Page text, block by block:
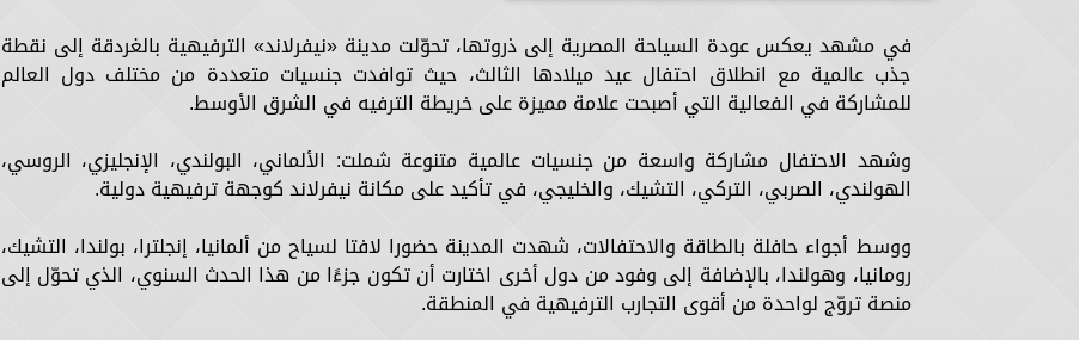
في مشهد يعكس عودة السياحة المصرية إلى ذروتها، تحوّلت مدينة «نيفرلاند» الترفيهية بالغردقة إلى نقطة
جذب عالمية مع انطلاق احتفال عيد ميلادها الثالث، حيث توافدت جنسيات متعددة من مختلف دول العالم
للمشاركة في الفعالية التي أصبحت علامة مميزة على خريطة الترفيه في الشرق الأوسط.
وشهد الاحتفال مشاركة واسعة من جنسيات عالمية متنوعة شملت: الألماني، البولندي، الإنجليزي، الروسي،
الهولندي، الصربي، التركي، التشيك، والخليجي، في تأكيد على مكانة نيفرلاند كوجهة ترفيهية دولية.
ووسط أجواء حافلة بالطاقة والاحتفالات، شهدت المدينة حضورا لافتا لسياح من ألمانيا، إنجلترا، بولندا، التشيك،
رومانيا، وهولندا، بالإضافة إلى وفود من دول أخرى اختارت أن تكون جزءًا من هذا الحدث السنوي، الذي تحوّل إلى
منصة تروّج لواحدة من أقوى التجارب الترفيهية في المنطقة.